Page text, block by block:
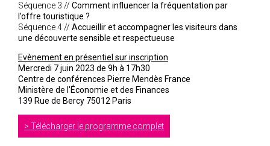
Séquence 3 // Comment influencer la fréquentation par
l’offre touristique ?
Séquence 4 // Accueillir et accompagner les visiteurs dans
une découverte sensible et respectueuse
Evènement en présentiel sur inscription
Mercredi 7 juin 2023 de 9h à 17h30
Centre de conférences Pierre Mendès France
Ministère de l'Économie et des Finances
139 Rue de Bercy 75012 Paris
Télécharger le programme complet